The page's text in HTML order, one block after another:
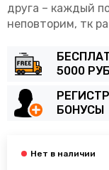
друга – каждый
неповторим, тк
5000
БОНУСЫ